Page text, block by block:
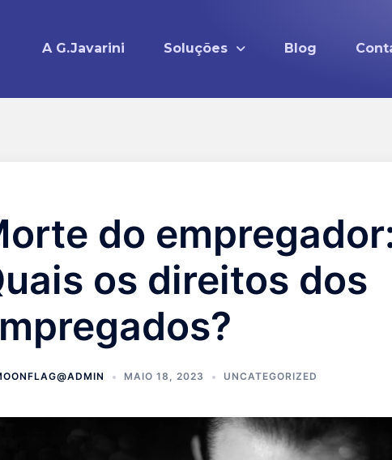
A G.Javarini Soluções Blog
do
os direitos dos
MAIO 18, 2023 UNCATEGORIZED